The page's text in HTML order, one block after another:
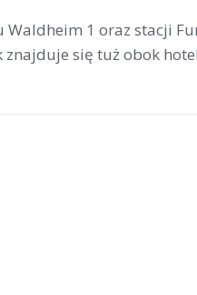
1 oraz stacji
się tuż obok